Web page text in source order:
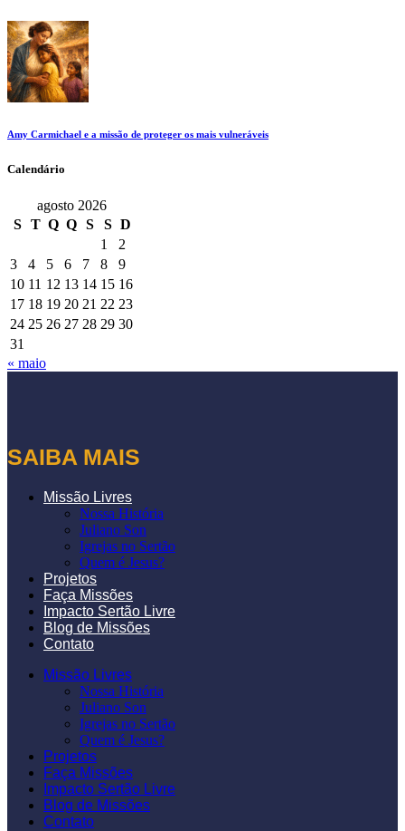
Amy Carmichael e a missão de proteger os mais vulneráveis
Calendário
agosto 2026
S
T Q Q S S D
1
2
3
4 5 6 7 8
9
10 11 12 13 14 15 16
17 18 19 20 21 22 23
24 25 26 27 28 29 30
31
« maio
SAIBA MAIS
Missão Livres
Nossa História
Juliano Son
Igrejas no Sertão
Quem é Jesus?
Projetos
Faça Missões
Impacto Sertão Livre
Blog de Missões
Contato
Missão Livres
Nossa História
Juliano Son
Igrejas no Sertão
Quem é Jesus?
Projetos
Faça Missões
Impacto Sertão Livre
Blog de Missões
Contato